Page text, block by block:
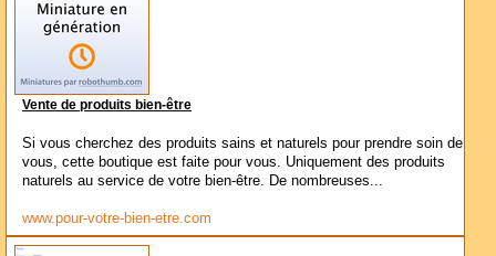
Vente de produits bien-être
Si vous cherchez des produits sains et naturels pour prendre soin de
vous, cette boutique est faite pour vous. Uniquement des produits
naturels au service de votre bien-être. De nombreuses...
www.pour-votre-bien-etre.com